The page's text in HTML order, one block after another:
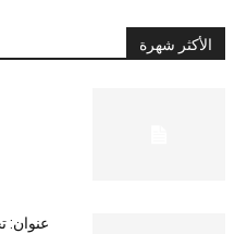
الأكثر شهرة